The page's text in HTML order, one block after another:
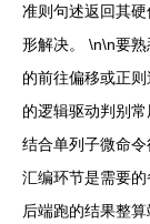
准则句述返回其
形解决。 \n\n要
的前往偏移或正
的逻辑驱动判别
结合单列子微命
汇编环节是需要
后端跑的结果整